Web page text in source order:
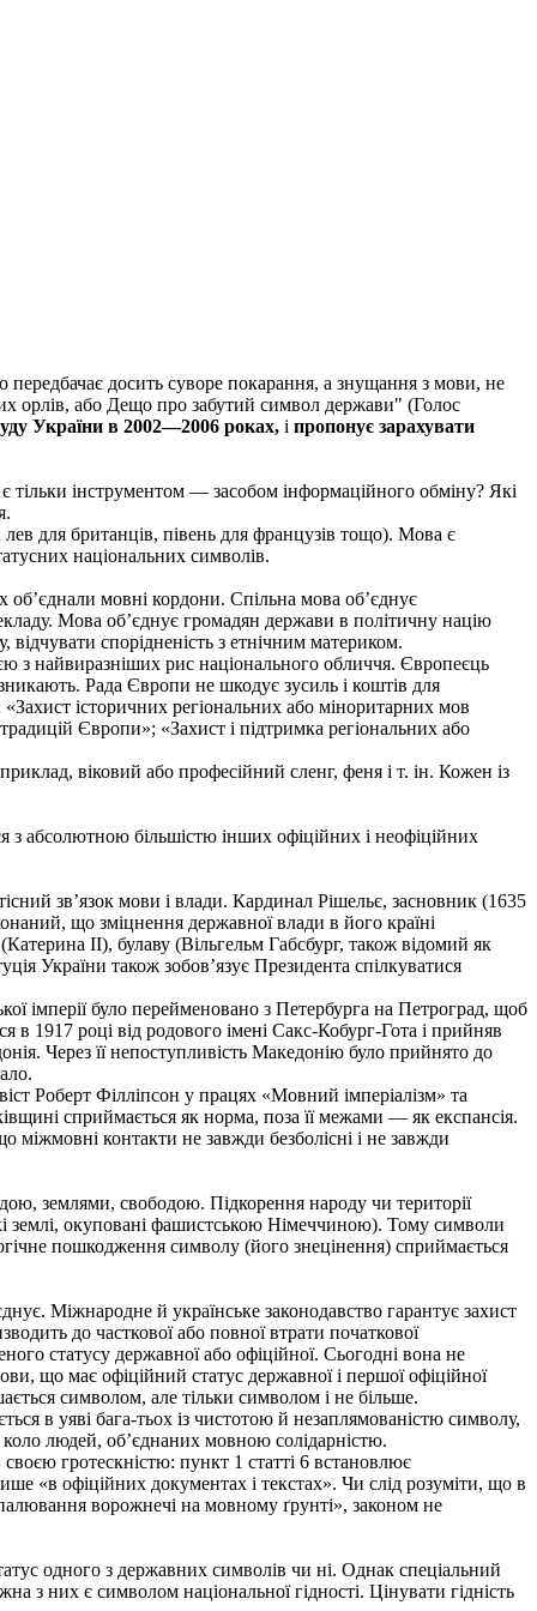
досить суворе покарання, а знущання з мови, не
орлів, або Дещо про забутий символ держави" (Голос
України в 2002—2006 роках, і пропонує зарахувати
тільки інструментом — засобом інформаційного обміну? Які
для британців, півень для французів тощо). Мова є
національних символів.
об’єднали мовні кордони. Спільна мова об’єднує
Мова об’єднує громадян держави в політичну націю
спорідненість з етнічним материком.
з найвиразніших рис національного обличчя. Європеєць
Рада Європи не шкодує зусиль і коштів для
історичних регіональних або міноритарних мов
Європи»; «Захист і підтримка регіональних або
віковий або професійний сленг, феня і т. ін. Кожен із
з абсолютною більшістю інших офіційних і неофіційних
зв’язок мови і влади. Кардинал Рішельє, засновник (1635
що зміцнення державної влади в його країні
ІІ), булаву (Вільгельм Габсбург, також відомий як
України також зобов’язує Президента спілкуватися
імперії було перейменовано з Петербурга на Петроград, щоб
в 1917 році від родового імені Сакс-Кобург-Гота і прийняв
Через її непоступливість Македонію було прийнято до
Роберт Філліпсон у працях «Мовний імперіалізм» та
сприймається як норма, поза її межами — як експансія.
міжмовні контакти не завжди безболісні і не завжди
землями, свободою. Підкорення народу чи території
землі, окуповані фашистською Німеччиною). Тому символи
пошкодження символу (його знецінення) сприймається
Міжнародне й українське законодавство гарантує захист
до часткової або повної втрати початкової
статусу державної або офіційної. Сьогодні вона не
що має офіційний статус державної і першої офіційної
символом, але тільки символом і не більше.
в уяві бага-тьох із чистотою й незаплямованістю символу,
людей, об’єднаних мовною солідарністю.
гротескністю: пункт 1 статті 6 встановлює
«в офіційних документах і текстах». Чи слід розуміти, що в
ворожнечі на мовному ґрунті», законом не
одного з державних символів чи ні. Однак спеціальний
з них є символом національної гідності. Цінувати гідність